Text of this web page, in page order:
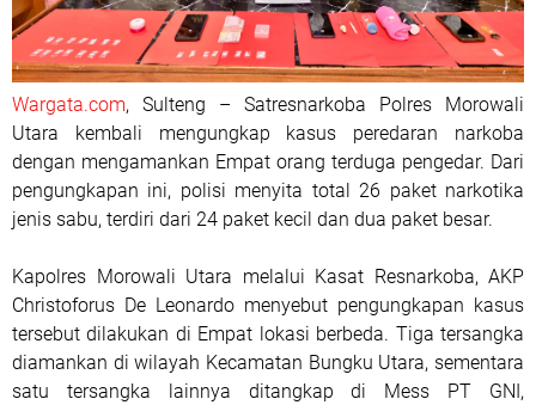
Wargata.com, Sulteng – Satresnarkoba Polres Morowali
Utara kembali mengungkap kasus peredaran narkoba
dengan mengamankan Empat orang terduga pengedar. Dari
pengungkapan ini, polisi menyita total 26 paket narkotika
jenis sabu, terdiri dari 24 paket kecil dan dua paket besar.
Kapolres Morowali Utara melalui Kasat Resnarkoba, AKP
Christoforus De Leonardo menyebut pengungkapan kasus
tersebut dilakukan di Empat lokasi berbeda. Tiga tersangka
diamankan di wilayah Kecamatan Bungku Utara, sementara
satu tersangka lainnya ditangkap di Mess PT GNI,